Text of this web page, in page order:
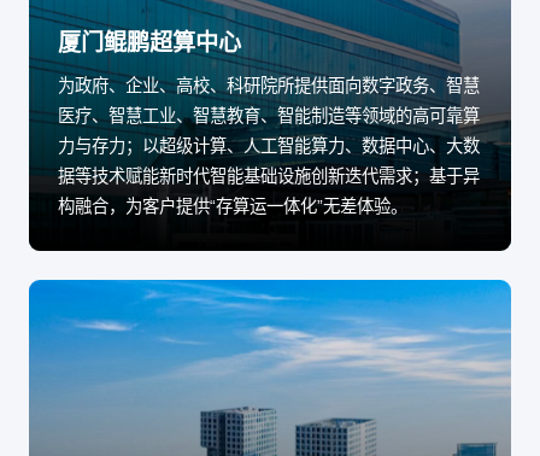
厦门鲲鹏超算中心
为政府、企业、高校、科研院所提供面向数字政务、智慧
医疗、智慧工业、智慧教育、智能制造等领域的高可靠算
力与存力；以超级计算、人工智能算力、数据中心、大数
据等技术赋能新时代智能基础设施创新迭代需求；基于异
构融合，为客户提供“存算运一体化”无差体验。